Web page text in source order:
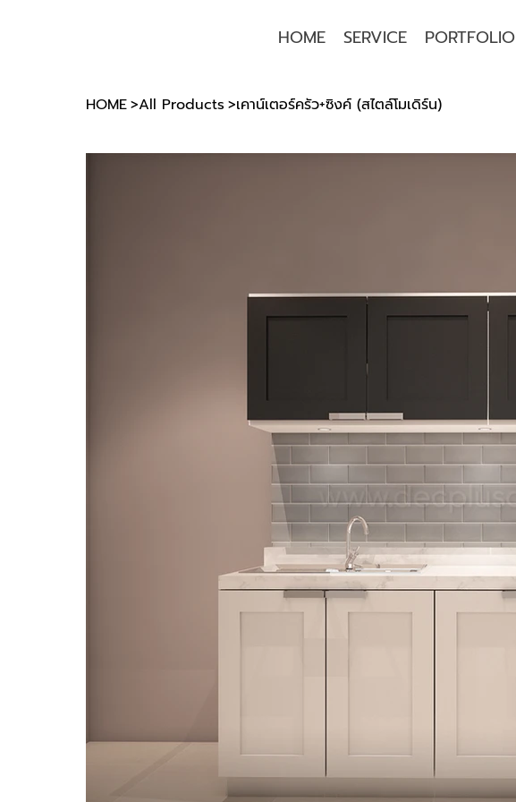
HOME SERVICE PORTFOLIO
HOME>All Products >เคาน์เตอร์ครัว+ซิงค์ (สไตล์โมเดิร์น)